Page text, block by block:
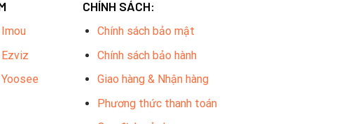
Ezviz
CHÍNH SÁCH:
Chính sách bảo mật
Chính sách bảo hành
Giao hàng & Nhận hàng
Phương thức thanh toán